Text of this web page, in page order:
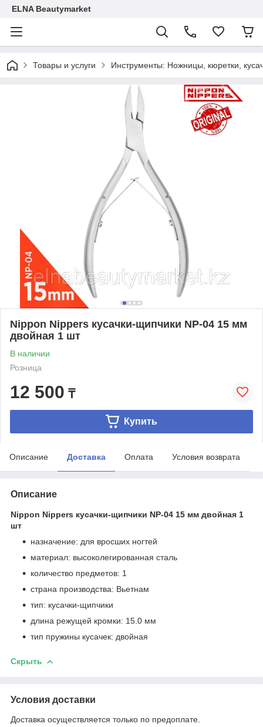
ELNA Beautymarket
Товары и услуги Инструменты: Ножницы, кюретки,
Nippon Nippers кусачки-щипчики NP-04 15 мм
двойная 1 шт
В наличии
Розница
12 500 ₸
Купить
Описание Доставка Оплата Условия возврата
Описание
Nippon Nippers кусачки-щипчики NP-04 15 мм двойная 1
шт
назначение: для вросших ногтей
материал: высоколегированная сталь
количество предметов: 1
страна производства: Вьетнам
тип: кусачки-щипчики
длина режущей кромки: 15.0 мм
тип пружины кусачек: двойная
Скрыть
Условия доставки
Доставка осуществляется только по предоплате.